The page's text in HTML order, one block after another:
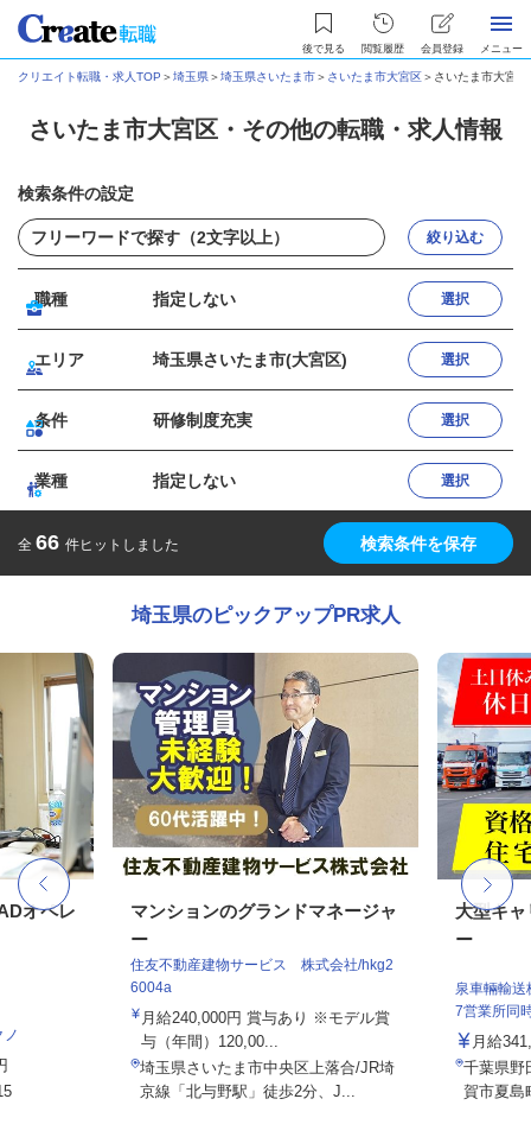
後で見る 閲覧履歴 会員登録 メニュー
クリエイト転職・求人TOP ＞埼玉県＞埼玉県さいたま市＞ さいたま市大宮区＞ さいたま市大宮
さいたま市大宮区・その他の転職・求人情報
検索条件の設定
絞り込む
職種 指定しない 選択
エリア 埼玉県さいたま市(大宮区) 選択
条件 研修制度充実 選択
業種 指定しない 選択
全 66 件ヒットしました 検索条件を保存
埼玉県のピックアップPR求人
オペレ
ノ
マンションのグランドマネージャ
ー
住友不動産建物サービス 株式会社/hkg2
6004a
月給240,000円 賞与あり ※モデル賞
与（年間）120,00...
埼玉県さいたま市中央区上落合/JR埼
京線「北与野駅」徒歩2分、J...
大型キ
ー
泉車輛輸
7営業所同
月給
千葉県野
賀市夏島